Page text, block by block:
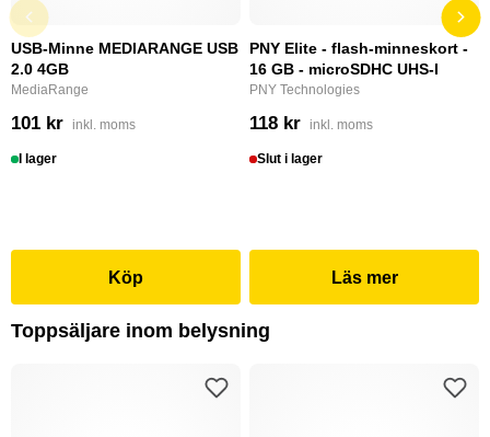
USB-Minne MEDIARANGE USB
2.0 4GB
MediaRange
101 kr inkl. moms
I lager
Köp
PNY Elite - flash-minneskort -
16 GB - microSDHC UHS-I
PNY Technologies
118 kr inkl. moms
Slut i lager
Läs mer
Toppsäljare inom belysning